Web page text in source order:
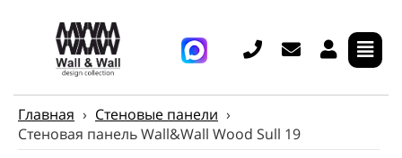
Главная › Стеновые панели ›
Стеновая панель Wall&Wall Wood Sull 19